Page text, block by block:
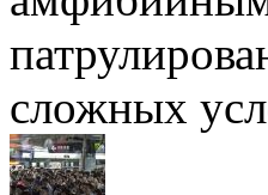
сложных